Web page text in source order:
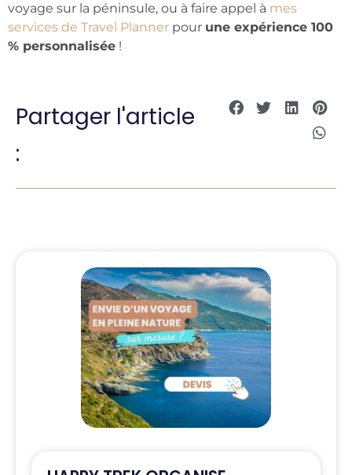
voyage sur la péninsule, ou à faire appel à mes
services de Travel Planner pour une expérience 100
% personnalisée !
Partager l'article
: